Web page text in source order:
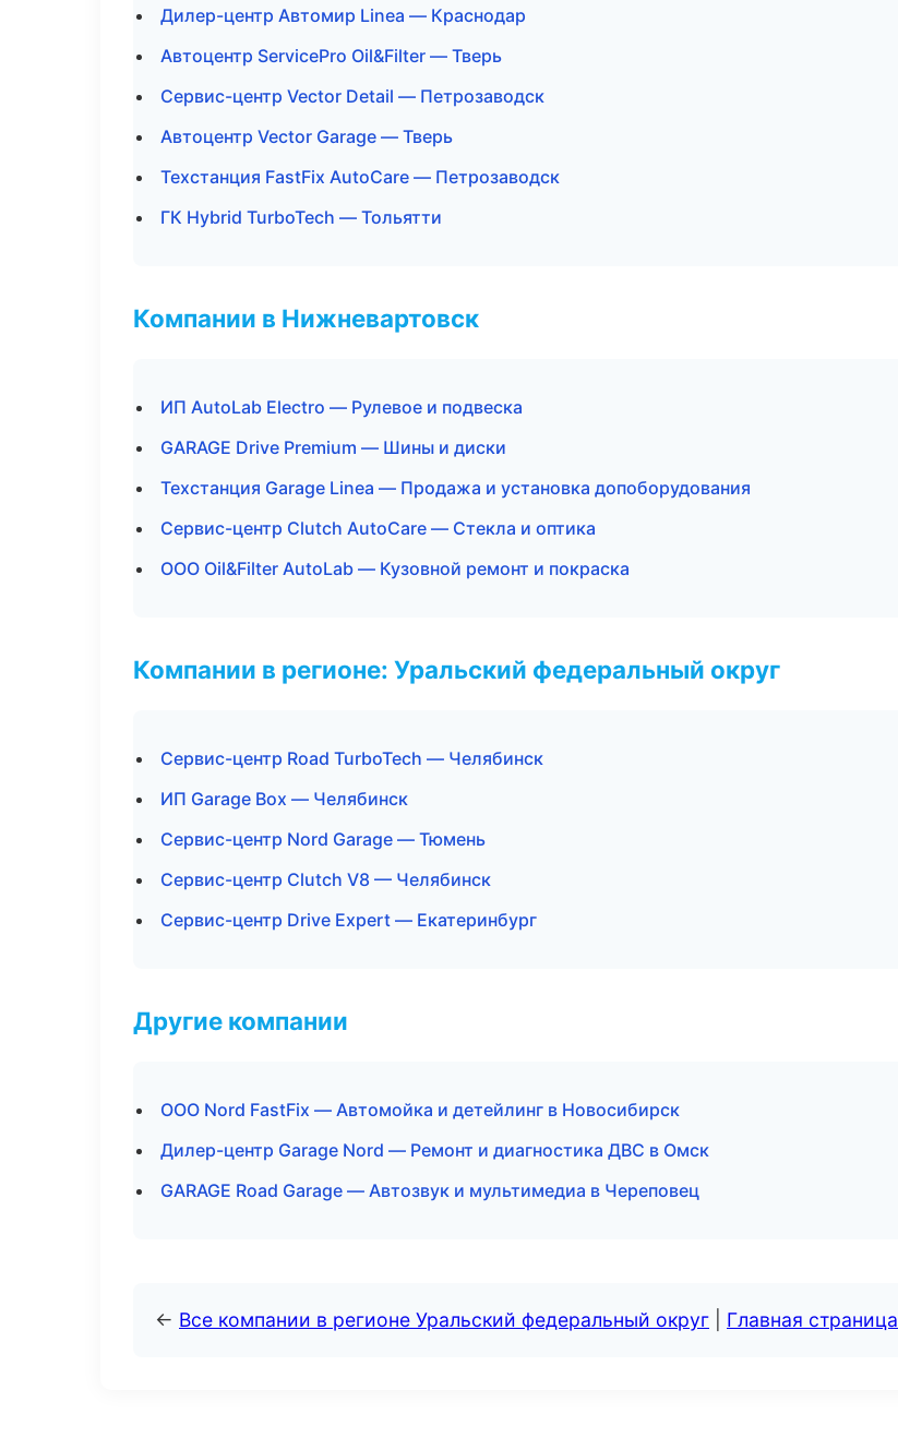
Дилер-центр Автомир Linea — Краснодар
Автоцентр ServicePro Oil&Filter — Тверь
Сервис-центр Vector Detail — Петрозаводск
Автоцентр Vector Garage — Тверь
Техстанция FastFix AutoCare — Петрозаводск
ГК Hybrid TurboTech — Тольятти
Компании в Нижневартовск
ИП AutoLab Electro — Рулевое и подвеска
GARAGE Drive Premium — Шины и диски
Техстанция Garage Linea — Продажа и установка допоборудования
Сервис-центр Clutch AutoCare — Стекла и оптика
ООО Oil&Filter AutoLab — Кузовной ремонт и покраска
Компании в регионе: Уральский федеральный округ
Сервис-центр Road TurboTech — Челябинск
ИП Garage Box — Челябинск
Сервис-центр Nord Garage — Тюмень
Сервис-центр Clutch V8 — Челябинск
Сервис-центр Drive Expert — Екатеринбург
Другие компании
ООО Nord FastFix — Автомойка и детейлинг в Новосибирск
Дилер-центр Garage Nord — Ремонт и диагностика ДВС в Омск
GARAGE Road Garage — Автозвук и мультимедиа в Череповец
← Все компании в регионе Уральский федеральный округ Главная страница